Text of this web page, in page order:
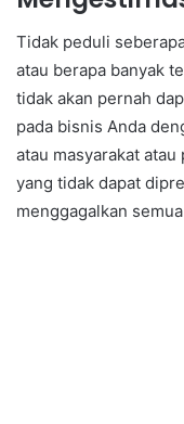
Tidak peduli
atau berapa banyak
tidak akan pernah
pada bisnis Anda
atau masyarakat
yang tidak dapat
menggagalkan